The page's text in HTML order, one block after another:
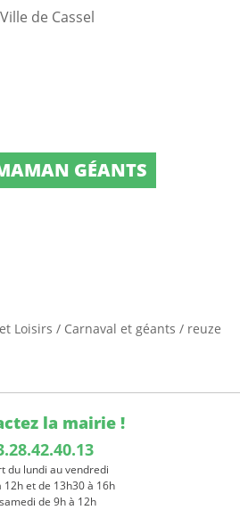
GÉANTS
Loisirs / Carnaval et géants / reuze
la mairie !
du lundi au vendredi
12h et de 13h30 à 16h
de 9h à 12h